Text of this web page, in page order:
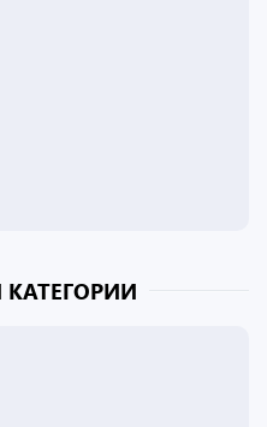
КАТЕГОРИИ